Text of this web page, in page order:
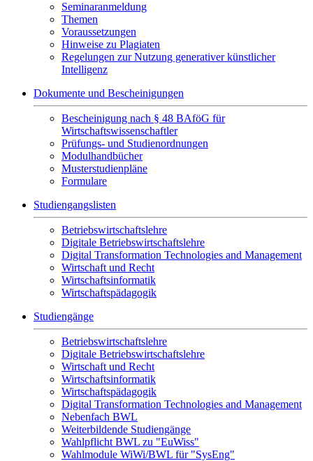
Seminaranmeldung
Themen
Voraussetzungen
Hinweise zu Plagiaten
Regelungen zur Nutzung generativer künstlicher
Intelligenz
Dokumente und Bescheinigungen
Bescheinigung nach § 48 BAföG für
Wirtschaftswissenschaftler
Prüfungs- und Studienordnungen
Modulhandbücher
Musterstudienpläne
Formulare
Studiengangslisten
Betriebswirtschaftslehre
Digitale Betriebswirtschaftslehre
Digital Transformation Technologies and Management
Wirtschaft und Recht
Wirtschaftsinformatik
Wirtschaftspädagogik
Studiengänge
Betriebswirtschaftslehre
Digitale Betriebswirtschaftslehre
Wirtschaft und Recht
Wirtschaftsinformatik
Wirtschaftspädagogik
Digital Transformation Technologies and Management
Nebenfach BWL
Weiterbildende Studiengänge
Wahlpflicht BWL zu "EuWiss"
Wahlmodule WiWi/BWL für "SysEng"